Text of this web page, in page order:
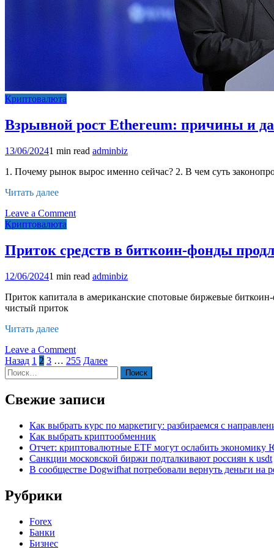
Криптовалюта
Взрывной рост Ethereum: причины и
13/06/20241 min read adminbiz
1. Почему рынок вырос именно сейчас? 2. В чем суть
Читать далее
Leave a Commenton
причины
дальнейшие
Криптовалюта
Приток средств в биткоин-фонды
12/06/20241 min read adminbiz
Приток капитала в американские спотовые биржевые
чистый приток
Читать далее
Leave a Commenton
Приток
в
фонды
рекордные
18
дней
подряд
Пагинация
записей
Назад 1 2 3 … 255 Далее
Найти:
Свежие записи
Как выбрать курс по маркетигу: разбираемся с
Как выбрать криптообменник
Отчет: криптовалютные ETF могут ослабить
Санкции московской биржи подталкивают россиян к usdt
В сообществе Dogwifhat потребовали вернуть деньги на
Рубрики
Forex
Банки
Бизнес